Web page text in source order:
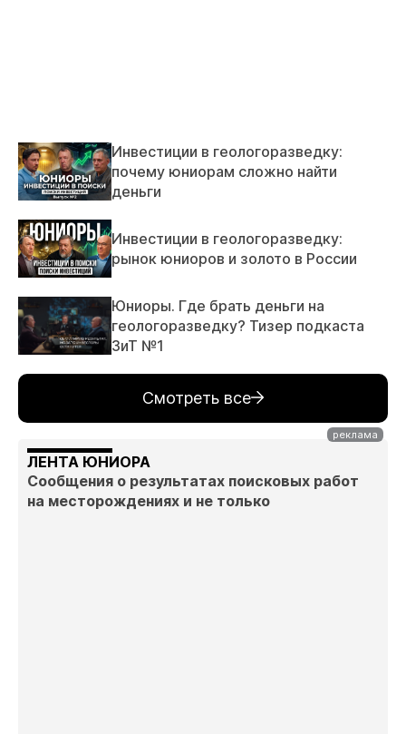
Инвестиции в геологоразведку:
почему юниорам сложно найти
деньги
Инвестиции в геологоразведку:
рынок юниоров и золото в России
Юниоры. Где брать деньги на
геологоразведку? Тизер подкаста
ЗиТ №1
Смотреть все
ЛЕНТА ЮНИОРА
Сообщения о результатах поисковых работ
на месторождениях и не только